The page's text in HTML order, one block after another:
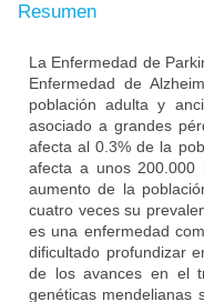
Resumen
La Enfermedad de
Enfermedad de
población adulta y
asociado a grandes
afecta al 0.3% de la
afecta a unos 200.000
aumento de la
cuatro veces su
es una enfermedad
dificultado profundizar
de los avances en el
genéticas mendelianas